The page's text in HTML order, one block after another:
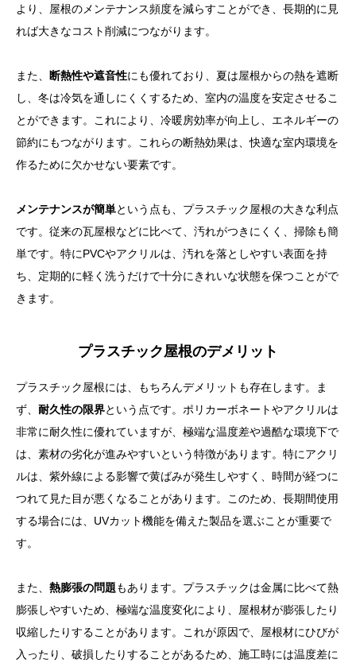
より、屋根のメンテナンス頻度を減らすことができ、長期的に見
れば大きなコスト削減につながります。
また、 断熱性や遮音性にも優れており、夏は屋根からの熱を遮断
し、冬は冷気を通しにくくするため、室内の温度を安定させるこ
とができます。これにより、冷暖房効率が向上し、エネルギーの
節約にもつながります。これらの断熱効果は、快適な室内環境を
作るために欠かせない要素です。
メンテナンスが簡単という点も、プラスチック屋根の大きな利点
です。従来の瓦屋根などに比べて、汚れがつきにくく、掃除も簡
単です。特にPVCやアクリルは、汚れを落としやすい表面を持
ち、定期的に軽く洗うだけで十分にきれいな状態を保つことがで
きます。
プラスチック屋根のデメリット
プラスチック屋根には、もちろんデメリットも存在します。ま
ず、 耐久性の限界という点です。ポリカーボネートやアクリルは
非常に耐久性に優れていますが、極端な温度差や過酷な環境下で
は、素材の劣化が進みやすいという特徴があります。特にアクリ
ルは、紫外線による影響で黄ばみが発生しやすく、時間が経つに
つれて見た目が悪くなることがあります。このため、長期間使用
する場合には、UVカット機能を備えた製品を選ぶことが重要で
す。
また、 熱膨張の問題もあります。プラスチックは金属に比べて熱
膨張しやすいため、極端な温度変化により、屋根材が膨張したり
収縮したりすることがあります。これが原因で、屋根材にひびが
入ったり、破損したりすることがあるため、施工時には温度差に
プラスチック屋根のメリット
プラスチック屋根のデメリット
屋根材としてプラスチックを選ぶ際のポイント